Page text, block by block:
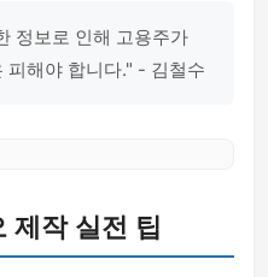
정보로 인해 고용주가
피해야 합니다." - 김철수
제작 실전 팁